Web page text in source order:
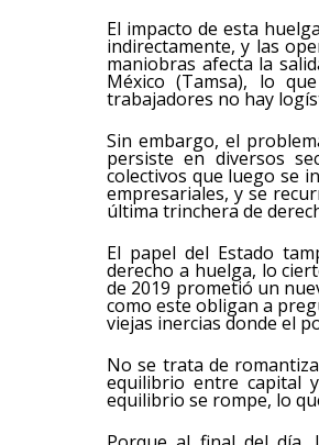
El impacto de esta
indirectamente, y las
maniobras afecta la
México (Tamsa), lo
trabajadores no hay
Sin embargo, el
persiste en diversos
colectivos que luego se
empresariales, y se
última trinchera de
El papel del Estado
derecho a huelga, lo
de 2019 prometió un
como este obligan a
viejas inercias donde el
No se trata de
equilibrio entre capital
equilibrio se rompe, lo